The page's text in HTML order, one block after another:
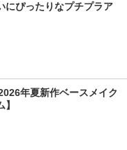
にぴったりなプチプラア
年夏新作ベースメイク